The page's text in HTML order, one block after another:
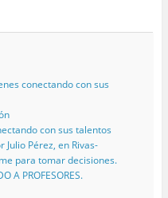
conectando con sus
con sus talentos
Pérez, en Rivas-
para tomar decisiones.
A PROFESORES.